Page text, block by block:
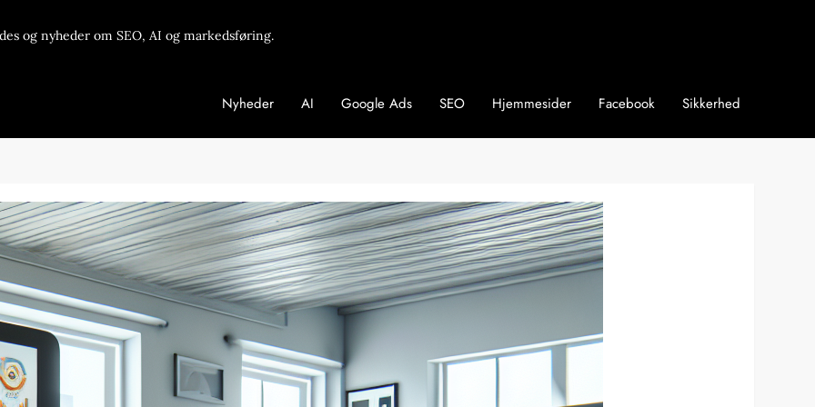
og nyheder om SEO, AI og markedsføring.
Nyheder AI Google Ads SEO Hjemmesider Facebook Sikkerhed